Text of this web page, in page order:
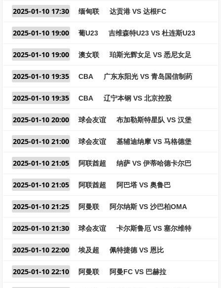
2025-01-10 17:30 缅甸联 达贡港 VS 达根FC
2025-01-10 19:00 葡U23 吉维森特U23 VS 杜连斯U23
2025-01-10 19:00 澳女联 珀斯光辉女足 VS 悉尼女足
2025-01-10 19:35 CBA 广东东阳光 VS 青岛国信制药
2025-01-10 19:35 CBA 辽宁本钢 VS 北京控股
2025-01-10 20:00 球会友谊 布加勒斯特星队 VS 汉堡
2025-01-10 21:00 球会友谊 基辅迪纳摩 VS 马格德堡
2025-01-10 21:05 阿联酋超 纳萨 VS 伊蒂哈德卡尔巴
2025-01-10 21:05 阿联酋超 阿巴塔 VS 奥鲁巴
2025-01-10 21:25 阿曼联 阿尔纳斯 VS 沙巴柏OMA
2025-01-10 21:30 球会友谊 卡尔斯鲁厄 VS 塞尔维特
2025-01-10 22:00 埃及超 佩特捷德 VS 恩比
2025-01-10 22:10 阿曼联 阿曼FC VS 巴赫拉